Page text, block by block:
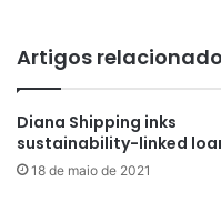
Artigos
Diana Shipping inks
sustainability-linked
18 de maio de 2021